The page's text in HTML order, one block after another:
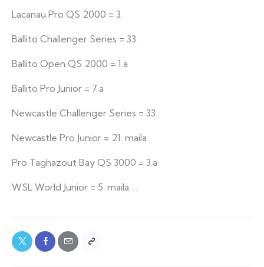
Lacanau Pro QS 2000 = 3.
Ballito Challenger Series = 33.
Ballito Open QS 2000 = 1.a
Ballito Pro Junior = 7.a
Newcastle Challenger Series = 33.
Newcastle Pro Junior = 21. maila
Pro Taghazout Bay QS 3000 = 3.a
WSL World Junior = 5. maila …